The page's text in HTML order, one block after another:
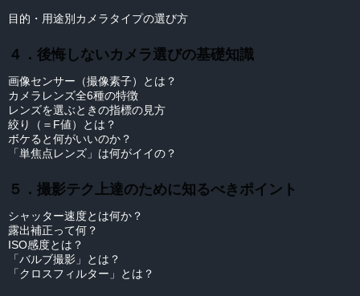
目的・用途別カメラタイプの選び方
４．後悔しないカメラ選びの基礎知識
画像センサー（撮像素子）とは？
カメラレンズ全6種の特徴
レンズを選ぶときの指標の見方
絞り（＝F値）とは？
ボケると何がいいのか？
「単焦点レンズ」は何がイイの？
５．撮影テク上達のために知るべきポイント
シャッター速度とは何か？
露出補正って何？
ISO感度とは？
「バルブ撮影」とは？
「クロスフィルター」とは？